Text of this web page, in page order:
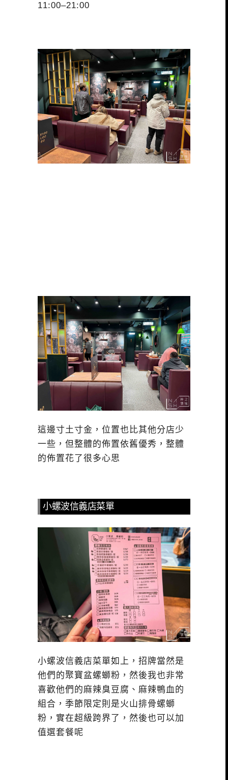
11:00–21:00
這邊寸土寸金，位置也比其他分店少
一些，但整體的佈置依舊優秀，整體
的佈置花了很多心思
小螺波信義店菜單
小螺波信義店菜單如上，招牌當然是
他們的聚寶盆螺螄粉，然後我也非常
喜歡他們的麻辣臭豆腐、麻辣鴨血的
組合，季節限定則是火山排骨螺螄
粉，實在超級跨界了，然後也可以加
值選套餐呢